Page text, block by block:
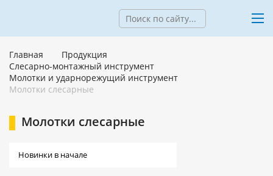
Главная
Продукция
Слесарно-монтажный инструмент
Молотки и ударнорежущий инструмент
Молотки слесарные
Молотки слесарные